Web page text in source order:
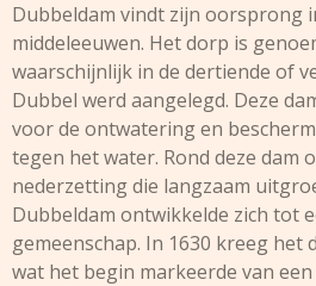
Dubbeldam vindt zijn oorsprong
middeleeuwen. Het dorp is
waarschijnlijk in de dertiende of
Dubbel werd aangelegd. Deze
voor de ontwatering en
tegen het water. Rond deze dam
nederzetting die langzaam
Dubbeldam ontwikkelde zich tot
gemeenschap. In 1630 kreeg het
wat het begin markeerde van